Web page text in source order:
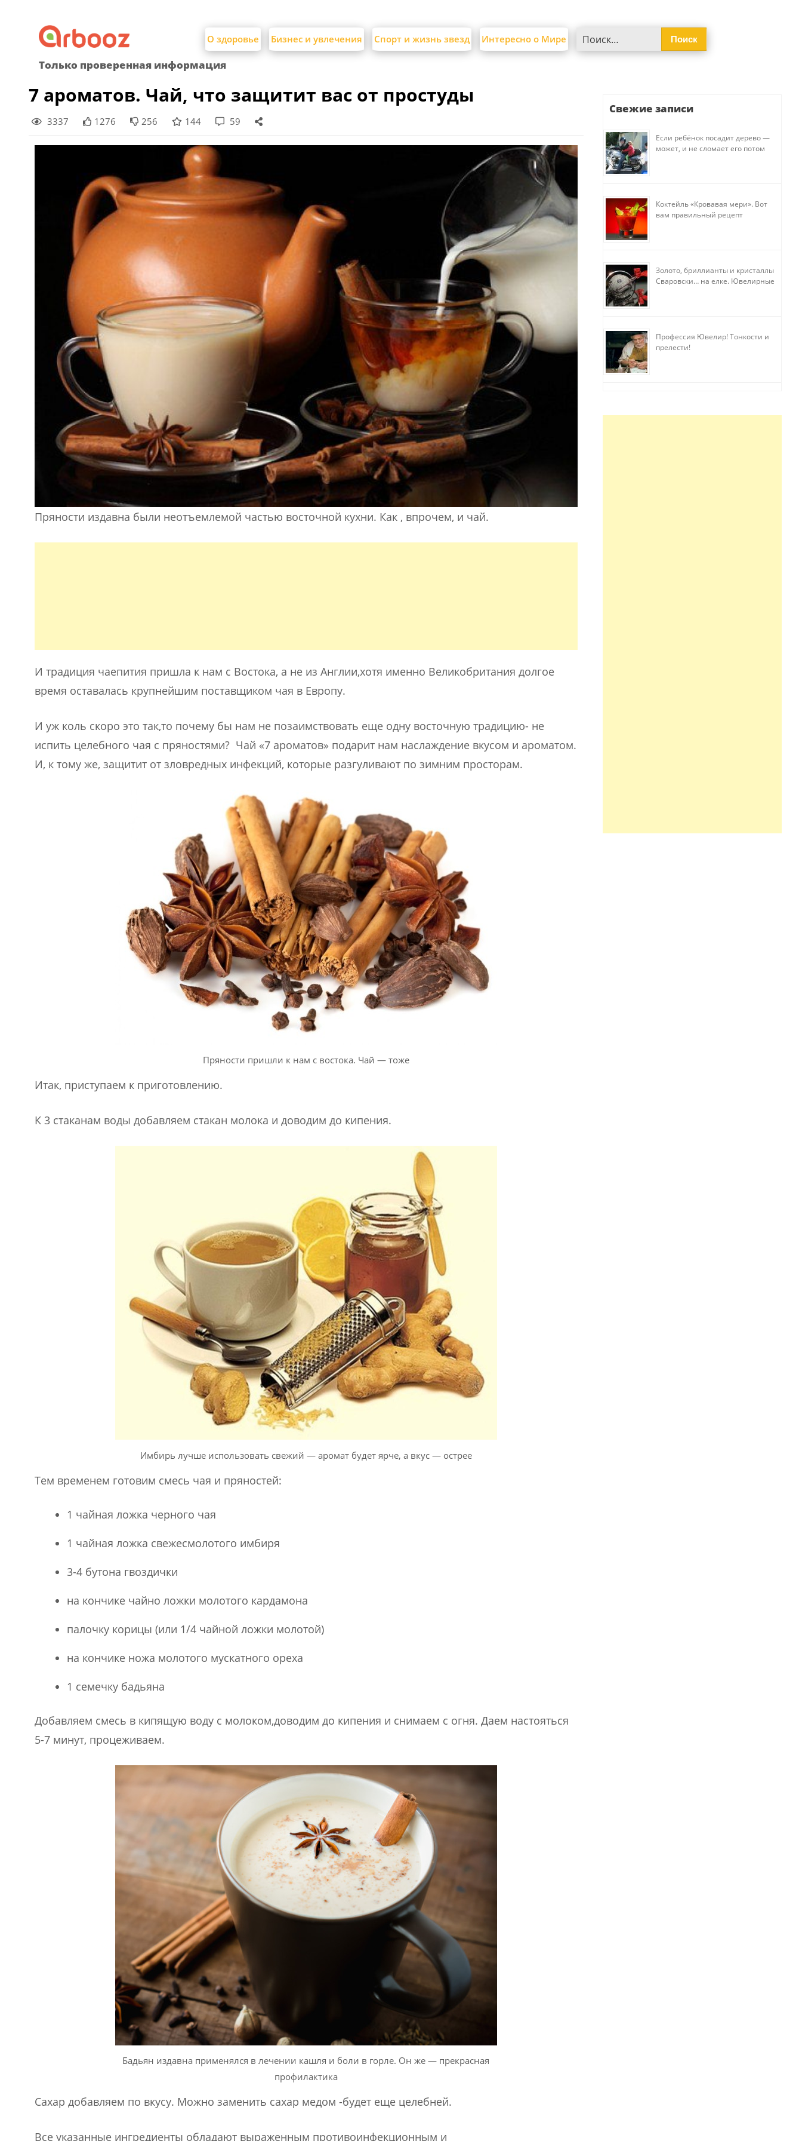
content
О здоровье Бизнес и увлечения Спорт и жизнь звезд Интересно о Мире
Только проверенная информация
7 ароматов. Чай, что защитит вас от простуды
3337 1276 256 144 59
Пряности издавна были неотъемлемой частью восточной кухни. Как , впрочем, и чай.
И традиция чаепития пришла к нам с Востока, а не из Англии,хотя именно Великобритания долгое
время оставалась крупнейшим поставщиком чая в Европу.
И уж коль скоро это так,то почему бы нам не позаимствовать еще одну восточную традицию- не
испить целебного чая с пряностями? Чай «7 ароматов» подарит нам наслаждение вкусом и ароматом.
И, к тому же, защитит от зловредных инфекций, которые разгуливают по зимним просторам.
Пряности пришли к нам с востока. Чай — тоже
Итак, приступаем к приготовлению.
К 3 стаканам воды добавляем стакан молока и доводим до кипения.
Имбирь лучше использовать свежий — аромат будет ярче, а вкус — острее
Тем временем готовим смесь чая и пряностей:
1 чайная ложка черного чая
1 чайная ложка свежесмолотого имбиря
3-4 бутона гвоздички
на кончике чайно ложки молотого кардамона
палочку корицы (или 1/4 чайной ложки молотой)
на кончике ножа молотого мускатного ореха
1 семечку бадьяна
Добавляем смесь в кипящую воду с молоком,доводим до кипения и снимаем с огня. Даем настояться
5-7 минут, процеживаем.
Бадьян издавна применялся в лечении кашля и боли в горле. Он же — прекрасная
профилактика
Сахар добавляем по вкусу. Можно заменить сахар медом -будет еще целебней.
Все указанные ингредиенты обладают выраженным противоинфекционным и
Свежие записи
Если ребёнок посадит дерево —
может, и не сломает его потом
Коктейль «Кровавая мери». Вот
вам правильный рецепт
Золото, бриллианты и кристаллы
Сваровски… на елке. Ювелирные
Профессия Ювелир! Тонкости и
прелести!